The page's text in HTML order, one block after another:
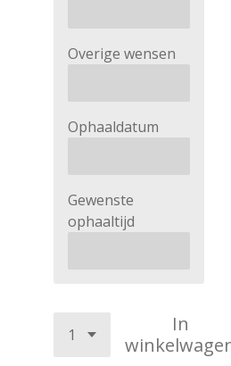
Overige wensen
Ophaaldatum
Gewenste
ophaaltijd
In